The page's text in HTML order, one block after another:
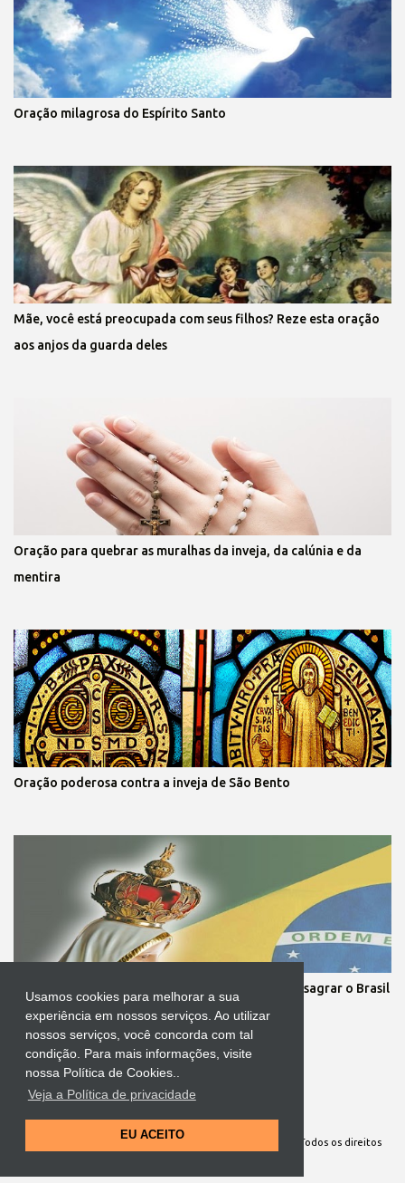
Usamos cookies para melhorar a sua
experiência em nossos serviços. Ao utilizar
nossos serviços, você concorda com tal
condição. Para mais informações, visite
nossa Política de Cookies..
Veja a Política de privacidade
EU ACEITO
Oração milagrosa do Espírito Santo
Mãe, você está preocupada com seus filhos? Reze esta oração
aos anjos da guarda deles
Oração para quebrar as muralhas da inveja, da calúnia e da
mentira
Oração poderosa contra a inveja de São Bento
Cerimônia com o Presidente da República irá consagrar o Brasil
ao Imaculado Coração de Maria
Tecnologia do Blogger
Site Oficial da Comunidade Nossa Senhora cuida de mim. Todos os direitos